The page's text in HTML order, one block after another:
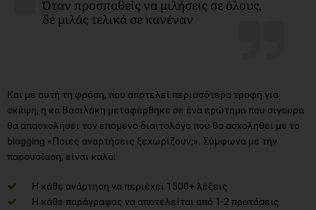
Όταν προσπαθείς να μιλήσεις σε όλους,
δε μιλάς τελικά σε κανέναν
Και με αυτή τη φράση, που αποτελεί περισσότερο τροφή για
σκέψη, η κα Βασιλάκη μεταφέρθηκε σε ένα ερώτημα που σίγουρα
θα απασχολήσει τον επόμενο διαιτολόγο που θα ασχοληθεί με το
blogging «Ποιες αναρτήσεις ξεχωρίζουν;». Σύμφωνα με την
παρουσίαση, είναι καλό:
Η κάθε ανάρτηση να περιέχει 1500+ λέξεις
Η κάθε παράγραφος να αποτελείται από 1-2 προτάσεις